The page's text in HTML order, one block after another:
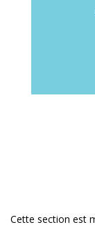
Cette section est